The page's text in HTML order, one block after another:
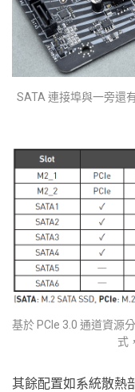
SATA 連接埠與一旁還
基於 PCIe 3.0 通道資源
式
其餘配置如系統散熱